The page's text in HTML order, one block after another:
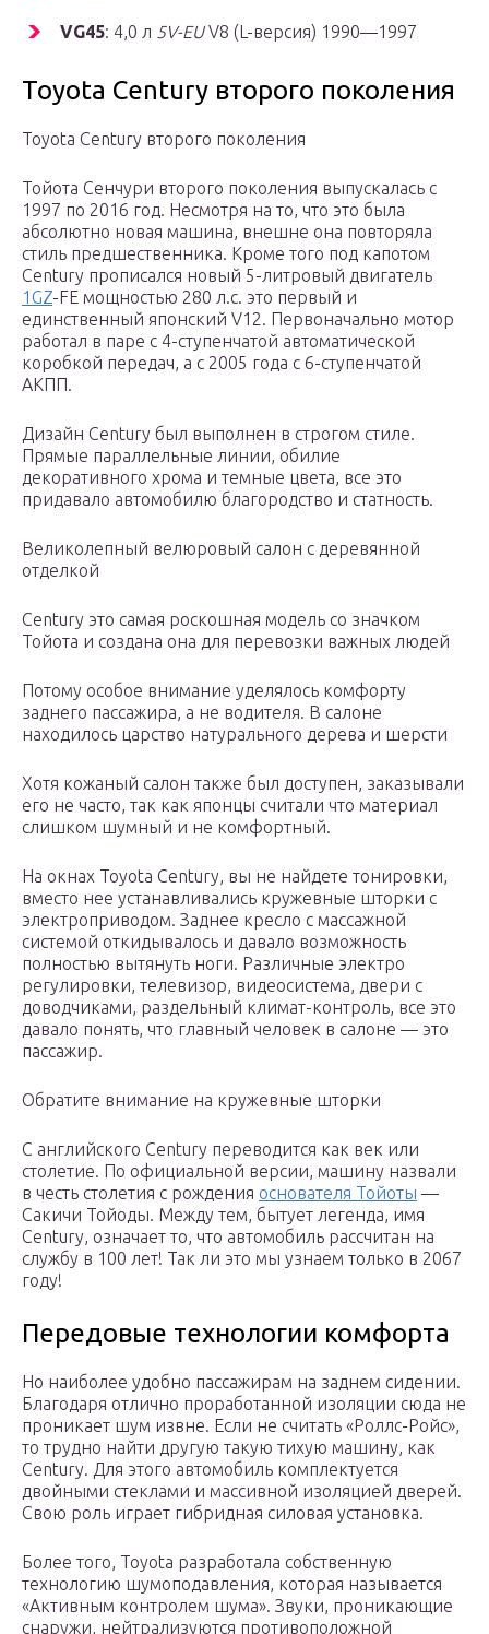
VG45: 4,0 л 5V-EUV8 (L-версия) 1990—1997
Toyota Century второго поколения
Toyota Century второго поколения
Тойота Сенчури второго поколения выпускалась с
1997 по 2016 год. Несмотря на то, что это была
абсолютно новая машина, внешне она повторяла
стиль предшественника. Кроме того под капотом
Century прописался новый 5-литровый двигатель
1GZ-FE мощностью 280 л.с. это первый и
единственный японский V12. Первоначально мотор
работал в паре с 4-ступенчатой ​​автоматической
коробкой передач, а с 2005 года с 6-ступенчатой
АКПП.
Дизайн Century был выполнен в строгом стиле.
Прямые параллельные линии, обилие
декоративного хрома и темные цвета, все это
придавало автомобилю благородство и статность.
Великолепный велюровый салон с деревянной
отделкой
Century это самая роскошная модель со значком
Тойота и создана она для перевозки важных людей
Потому особое внимание уделялось комфорту
заднего пассажира, а не водителя. В салоне
находилось царство натурального дерева и шерсти
Хотя кожаный салон также был доступен, заказывали
его не часто, так как японцы считали что материал
слишком шумный и не комфортный.
На окнах Toyota Century, вы не найдете тонировки,
вместо нее устанавливались кружевные шторки с
электроприводом. Заднее кресло с массажной
системой откидывалось и давало возможность
полностью вытянуть ноги. Различные электро
регулировки, телевизор, видеосистема, двери с
доводчиками, раздельный климат-контроль, все это
давало понять, что главный человек в салоне — это
пассажир.
Обратите внимание на кружевные шторки
С английского Century переводится как век или
столетие. По официальной версии, машину назвали
в честь столетия с рождения основателя Тойоты —
Сакичи Тойоды. Между тем, бытует легенда, имя
Century, означает то, что автомобиль рассчитан на
службу в 100 лет! Так ли это мы узнаем только в 2067
году!
Передовые технологии комфорта
Но наиболее удобно пассажирам на заднем сидении.
Благодаря отлично проработанной изоляции сюда не
проникает шум извне. Если не считать «Роллс-Ройс»,
то трудно найти другую такую тихую машину, как
Century. Для этого автомобиль комплектуется
двойными стеклами и массивной изоляцией дверей.
Свою роль играет гибридная силовая установка.
Более того, Toyota разработала собственную
технологию шумоподавления, которая называется
«Активным контролем шума». Звуки, проникающие
снаружи, нейтрализуются противоположной